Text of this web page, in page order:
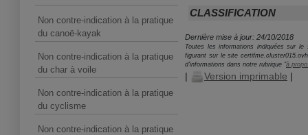
Non contre-indication à la pratique
du canoë-kayak
Non contre-indication à la pratique
du char à voile
Non contre-indication à la pratique
du cyclisme
Non contre-indication à la pratique
CLASSIFICATION
Dernière mise à jour: 24/10/2018
Toutes les informations indiquées sur
figurant sur le site
d'informations dans notre rubrique "à
| Version imprimable |